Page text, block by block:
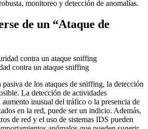
monitoreo y detección de anomalías.
de un “Ataque de
contra un ataque sniffing
de los ataques de sniffing, la detección
La detección de actividades
aumento inusual del tráfico o la presencia de
en la red, puede ser un indicio. Además,
de red y el uso de sistemas IDS pueden